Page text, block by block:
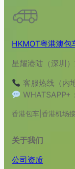
HKMOT粤港澳包
星耀港陆（深圳
客服热线（内
香港包车|香港机场
关于我们
公司资质